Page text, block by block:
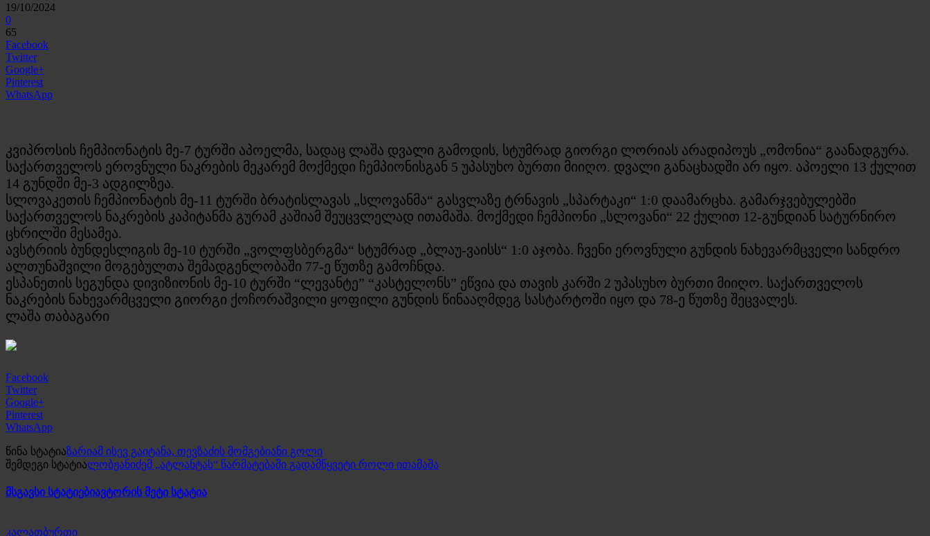
19/10/2024
0
65
Facebook
Twitter
Google+
Pinterest
WhatsApp
კვიპროსის ჩემპიონატის მე-7 ტურში აპოელმა, სადაც ლაშა დვალი გამოდის, სტუმრად გიორგი ლორიას არადიპოუს „ომონია“ გაანადგურა.
საქართველოს ეროვნული ნაკრების მეკარემ მოქმედი ჩემპიონისგან 5 უპასუხო ბურთი მიიღო. დვალი განაცხადში არ იყო. აპოელი 13 ქულით
14 გუნდში მე-3 ადგილზეა.
სლოვაკეთის ჩემპიონატის მე-11 ტურში ბრატისლავას „სლოვანმა“ გასვლაზე ტრნავის „სპარტაკი“ 1:0 დაამარცხა. გამარჯვებულებში
საქართველოს ნაკრების კაპიტანმა გურამ კაშიამ შეუცვლელად ითამაშა. მოქმედი ჩემპიონი „სლოვანი“ 22 ქულით 12-გუნდიან სატურნირო
ცხრილში მესამეა.
ავსტრიის ბუნდესლიგის მე-10 ტურში „ვოლფსბერგმა“ სტუმრად „ბლაუ-ვაისს“ 1:0 აჯობა. ჩვენი ეროვნული გუნდის ნახევარმცველი სანდრო
ალთუნაშვილი მოგებულთა შემადგენლობაში 77-ე წუთზე გამოჩნდა.
ესპანეთის სეგუნდა დივიზიონის მე-10 ტურში “ლევანტე” “კასტელონს” ეწვია და თავის კარში 2 უპასუხო ბურთი მიიღო. საქართველოს
ნაკრების ნახევარმცველი გიორგი ქოჩორაშვილი ყოფილი გუნდის წინააღმდეგ სასტარტოში იყო და 78-ე წუთზე შეცვალეს.
ლაშა თაბაგარი
Facebook
Twitter
Google+
Pinterest
WhatsApp
წინა სტატიაზარიამ ისევ გაიტანა, თევზაძის მომგებიანი გოლი
შემდეგი სტატიალობჟანიძემ „ატლანტას“ წარმატებაში გადამწყვეტი როლი ითამაშა
მსგავსი სტატიებიავტორის მეტი სტატია
კალათბურთი